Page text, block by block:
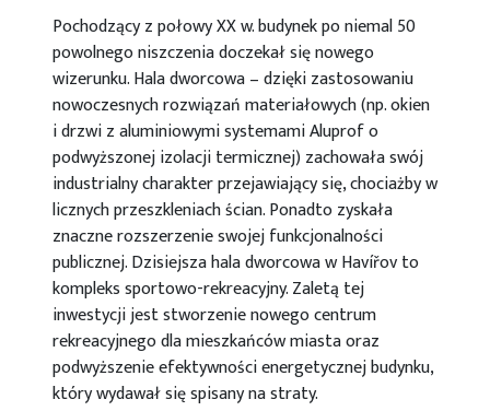
Pochodzący z połowy XX w. budynek po niemal 50
powolnego niszczenia doczekał się nowego
wizerunku. Hala dworcowa – dzięki zastosowaniu
nowoczesnych rozwiązań materiałowych (np. okien
i drzwi z aluminiowymi systemami Aluprof o
podwyższonej izolacji termicznej) zachowała swój
industrialny charakter przejawiający się, chociażby w
licznych przeszkleniach ścian. Ponadto zyskała
znaczne rozszerzenie swojej funkcjonalności
publicznej. Dzisiejsza hala dworcowa w Havířov to
kompleks sportowo-rekreacyjny. Zaletą tej
inwestycji jest stworzenie nowego centrum
rekreacyjnego dla mieszkańców miasta oraz
podwyższenie efektywności energetycznej budynku,
który wydawał się spisany na straty.